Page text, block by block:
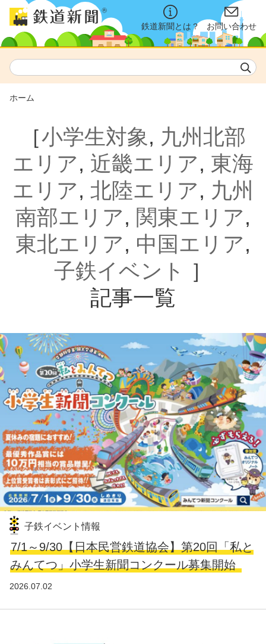
鉄道新聞とは？ お問い合わせ
ホーム
［小学生対象, 九州北部
エリア, 近畿エリア, 東海
エリア, 北陸エリア, 九州
南部エリア, 関東エリア,
東北エリア, 中国エリア,
子鉄イベント ］
記事一覧
子鉄イベント情報
7/1～9/30【日本民営鉄道協会】第20回「私と
みんてつ」小学生新聞コンクール募集開始
2026.07.02